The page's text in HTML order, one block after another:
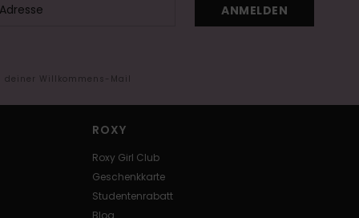
ANMELDEN
Willkommens-Mail
ROXY
Roxy Girl Club
Geschenkkarte
Studentenrabatt
Blog